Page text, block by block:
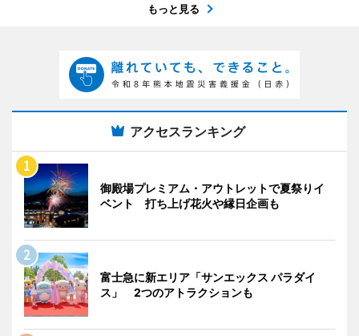
もっと見る
アクセスランキング
御殿場プレミアム・アウトレットで夏祭りイ
ベント 打ち上げ花火や縁日企画も
富士急に新エリア「サンエックス パラダイ
ス」 2つのアトラクションも